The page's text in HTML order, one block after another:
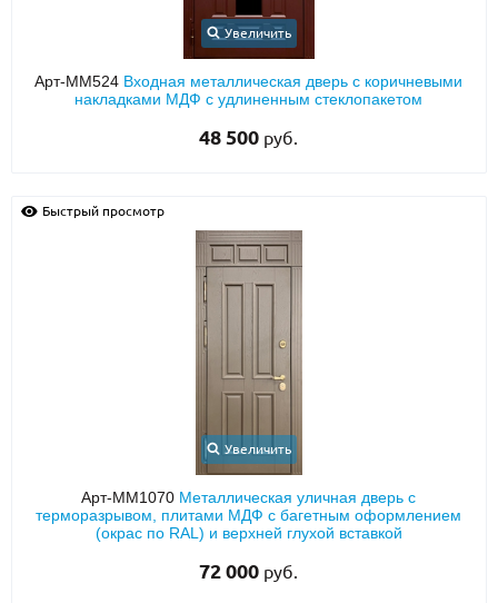
Увеличить
Арт-ММ524 Входная металлическая дверь с коричневыми
накладками МДФ с удлиненным стеклопакетом
48 500 руб.
Быстрый просмотр
Увеличить
Арт-ММ1070 Металлическая уличная дверь с
терморазрывом, плитами МДФ с багетным оформлением
(окрас по RAL) и верхней глухой вставкой
72 000 руб.